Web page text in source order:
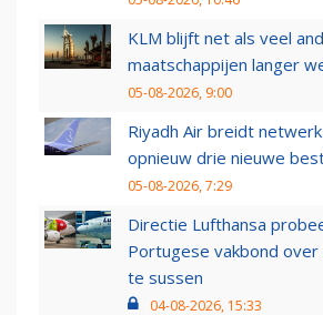
KLM blijft net als veel
maatschappijen langer
05-08-2026, 9:00
Riyadh Air breidt
opnieuw drie nieuwe
05-08-2026, 7:29
Directie Lufthansa
Portugese vakbond over
te sussen
04-08-2026, 15:33